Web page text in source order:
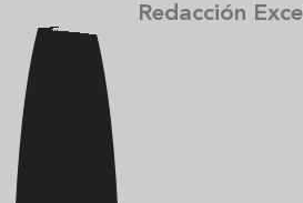
Redacción